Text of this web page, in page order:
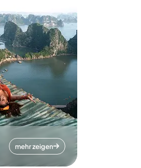
mehr zeigen